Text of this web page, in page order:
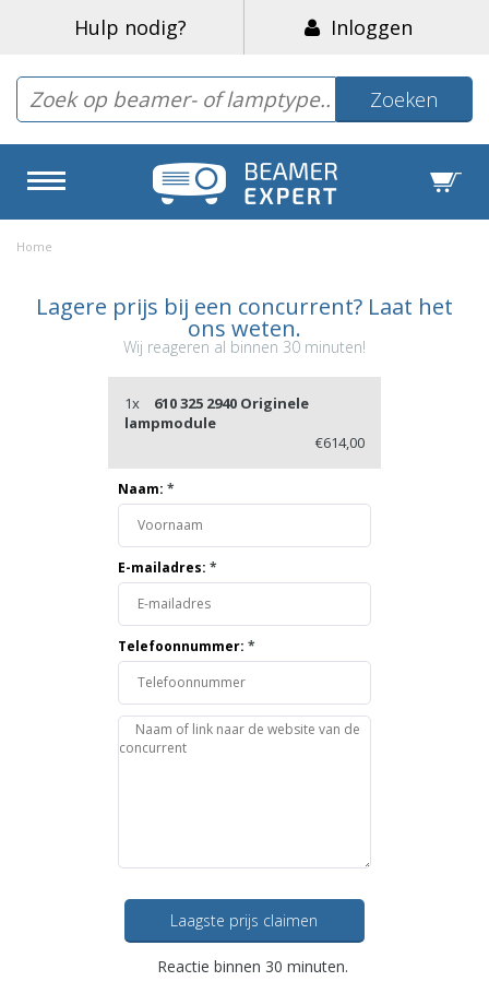
Hulp nodig? Inloggen
Zoeken
Home
Lagere prijs bij een concurrent? Laat het
ons weten.
Wij reageren al binnen 30 minuten!
1x
610 325 2940 Originele
lampmodule
€614,00
Naam: *
E-mailadres: *
Telefoonnummer: *
Laagste prijs claimen
Reactie binnen 30 minuten.